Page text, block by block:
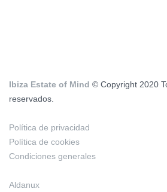
Ibiza Estate of Mind © Copyright 2020
reservados.
Política de privacidad
Política de cookies
Condiciones generales
Aldanux